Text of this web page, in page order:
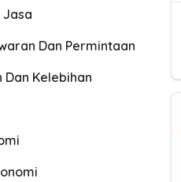
Jasa
Dan Permintaan
Dan Kelebihan